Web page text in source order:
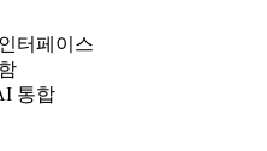
터페이스
통합